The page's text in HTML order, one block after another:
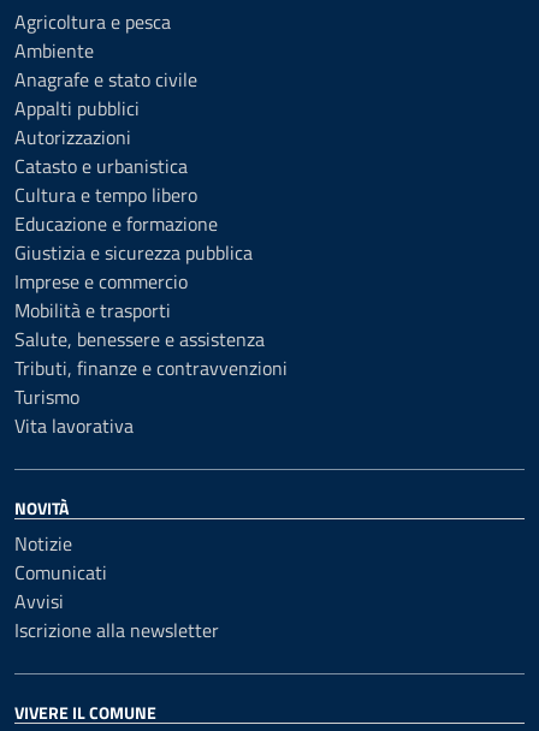
Agricoltura e pesca
Ambiente
Anagrafe e stato civile
Appalti pubblici
Autorizzazioni
Catasto e urbanistica
Cultura e tempo libero
Educazione e formazione
Giustizia e sicurezza pubblica
Imprese e commercio
Mobilità e trasporti
Salute, benessere e assistenza
Tributi, finanze e contravvenzioni
Turismo
Vita lavorativa
NOVITÀ
Notizie
Comunicati
Avvisi
Iscrizione alla newsletter
VIVERE IL COMUNE